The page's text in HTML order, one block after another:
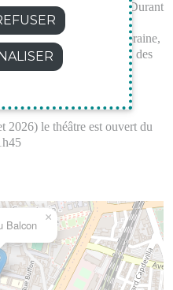
d’Avignon. Durant
nous proposons une
la création contemporaine,
aussi bien du théâtre, des
le théâtre est ouvert du
Balcon
×